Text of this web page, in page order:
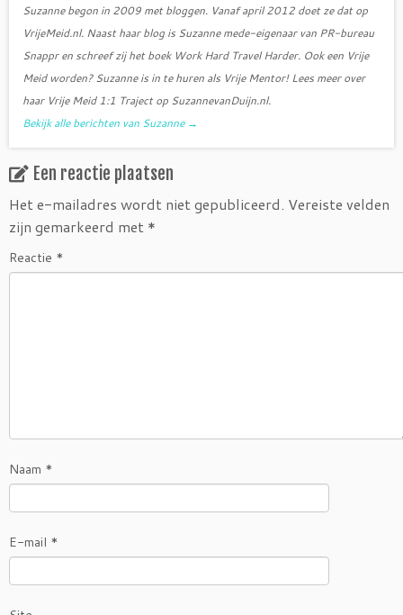
Suzanne begon in 2009 met bloggen. Vanaf april 2012 doet ze dat op
VrijeMeid.nl. Naast haar blog is Suzanne mede-eigenaar van PR-bureau
Snappr en schreef zij het boek Work Hard Travel Harder. Ook een Vrije
Meid worden? Suzanne is in te huren als Vrije Mentor! Lees meer over
haar Vrije Meid 1:1 Traject op SuzannevanDuijn.nl.
Bekijk alle berichten van Suzanne →
Een reactie plaatsen
Het e-mailadres wordt niet gepubliceerd. Vereiste velden
zijn gemarkeerd met *
Reactie *
Naam *
E-mail *